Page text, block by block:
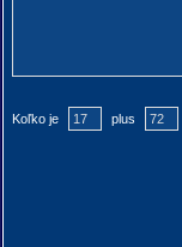
Koľko je plus